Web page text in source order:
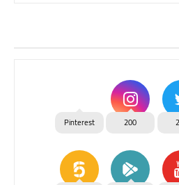
200
Pinterest